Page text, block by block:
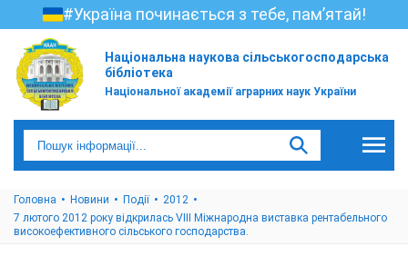
#Україна починається з тебе, пам’ятай!
Національна наукова сільськогосподарська
бібліотека
Національної академії аграрних наук України
Головна Новини Події
2012
7 лютого 2012 року відкрилась VIII Міжнародна виставка рентабельного
високоефективного сільського господарства.